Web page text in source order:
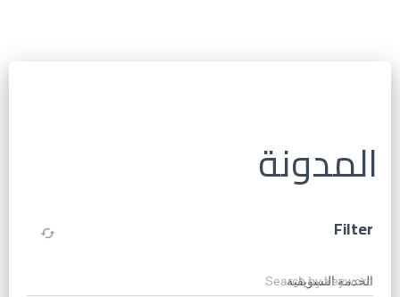
المدونة
Filter
cached
Search by keyword